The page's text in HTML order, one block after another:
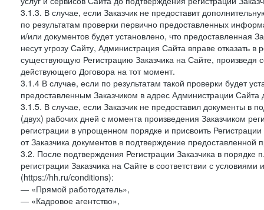
3.1.3. В случае, если Заказчик не предоставит
по результатам проверки первично предоставленных
и/или документов будет установлено, что предоставленная
несут угрозу Сайту, Администрация Сайта вправе отказать
существующую Регистрацию Заказчика на Сайте, произведя
действующего Договора на тот момент.
3.1.4 В случае, если по результатам такой проверки будет
предоставленным Заказчиком в адрес Администрации
3.1.5. В случае, если Заказчик не предоставил документы в
(двух) рабочих дней с момента произведения Заказчиком
регистрации в упрощенном порядке и присвоить
от Заказчика документов в подтверждение
3.2. После подтверждения Регистрации Заказчика в
регистрации Заказчика на Сайте в соответствии с
(https://hh.ru/conditions):
— «Прямой работодатель»,
— «Кадровое агентство»,